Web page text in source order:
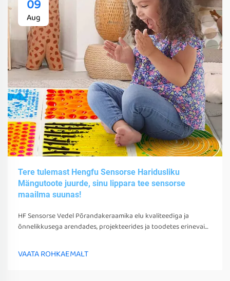
09
Aug
Tere tulemast Hengfu Sensorse Haridusliku
Mängutoote juurde, sinu lippara tee sensorse
maailma suunas!
HF Sensorse Vedel Põrandakeraamika elu kvaliteediga ja
õnnelikkusega arendades, projekteerides ja toodetes erinevaid
ja seadmed võivad mitte ainult stimuleerida nende sensorseid
tunneid
VAATA ROHKAEMALT